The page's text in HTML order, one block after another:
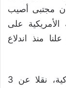
أن مجتبى أصيب
على
منذ اندلاع
كما ذكرت صحيفة نيويورك تايمزالأميركية، نقلا عن 3